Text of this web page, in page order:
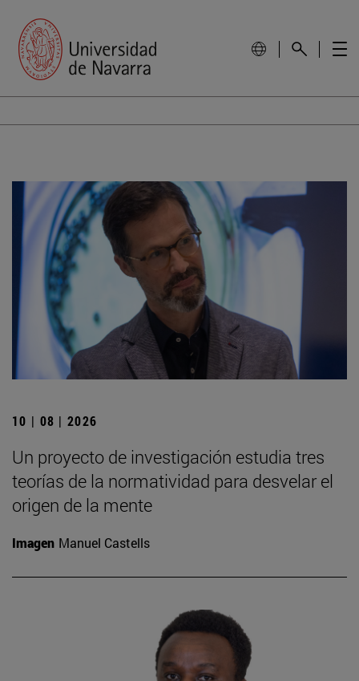
10 | 08 | 2026
Un proyecto de investigación estudia tres
teorías de la normatividad para desvelar el
origen de la mente
Imagen Manuel Castells